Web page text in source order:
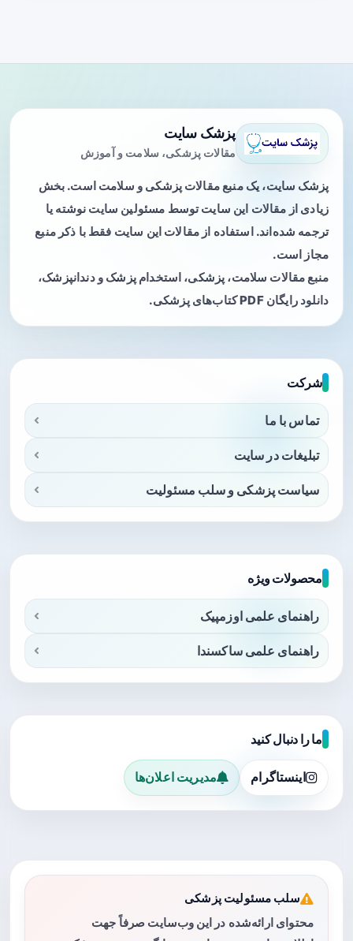
پزشک سایت
مقالات پزشکی، سلامت و آموزش
پزشک سایت، یک منبع مقالات پزشکی و سلامت است. بخش
زیادی از مقالات این سایت توسط مسئولین سایت نوشته یا
ترجمه شده‌اند. استفاده از مقالات این سایت فقط با ذکر منبع
مجاز است.
منبع مقالات سلامت، پزشکی، استخدام پزشک و دندانپزشک،
دانلود رایگان PDF کتاب‌های پزشکی.
شرکت
تماس با ما
تبلیغات در سایت
سیاست پزشکی و سلب مسئولیت
محصولات ویژه
راهنمای علمی اوزمپیک
راهنمای علمی ساکسندا
ما را دنبال کنید
اینستاگرام مدیریت اعلان‌ها
سلب مسئولیت پزشکی
محتوای ارائه‌شده در این وب‌سایت صرفاً جهت